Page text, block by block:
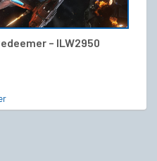
– ILW2950